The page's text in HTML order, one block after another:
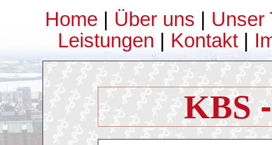
Home Über uns
Unser
Leistungen
Kontakt|
KBS